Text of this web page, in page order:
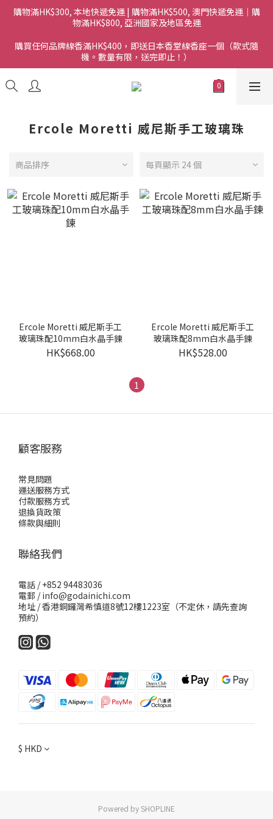
購物滿HK$300, 本地快遞免運 | 購物滿HK$500, 澳門快遞免運｜購
物滿HK$800, 亞洲國家及地區免運
購買任何品牌線香滿HK$400，即送日本香堂線香座一個（款式隨
機。數量有限，送完即止！）
Ercole Moretti 威尼斯手工玻璃珠
商品排序 每頁顯示 24 個
Ercole Moretti 威尼斯手工
玻璃珠配10mm白水晶手鍊
HK$668.00
Ercole Moretti 威尼斯手工
玻璃珠配8mm白水晶手鍊
HK$528.00
1
顧客服務
常見問題
運送服務方式
付款服務方式
退換貨政策
條款與細則
聯絡我們
電話 / +852 94483036
電郵 / info@godainichi.com
地址 / 香港銅鑼灣希慎道8號12樓1223室（不定休，請先查詢
預約）
$ HKD
Powered by SHOPLINE